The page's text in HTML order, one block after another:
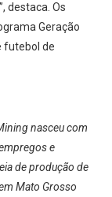
destaca. Os
Geração
futebol de
nasceu com
e
de produção de
Mato Grosso